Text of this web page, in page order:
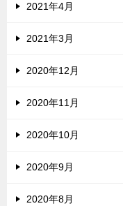
2021年4月
2021年3月
2020年12月
2020年11月
2020年10月
2020年9月
2020年8月